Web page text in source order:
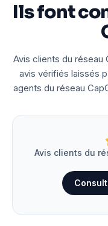
Ils font
Avis clients du
avis vérifiés laissés
agents du réseau
Avis clients du